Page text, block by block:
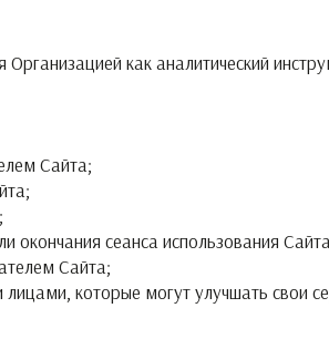
как аналитический
Сайта;
окончания сеанса использования
Сайта;
которые могут улучшать свои